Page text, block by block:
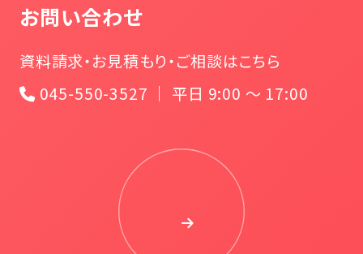
お問い合わせ
資料請求・お見積もり・ご相談はこちら
045-550-3527 ｜ 平日 9:00 〜 17:00